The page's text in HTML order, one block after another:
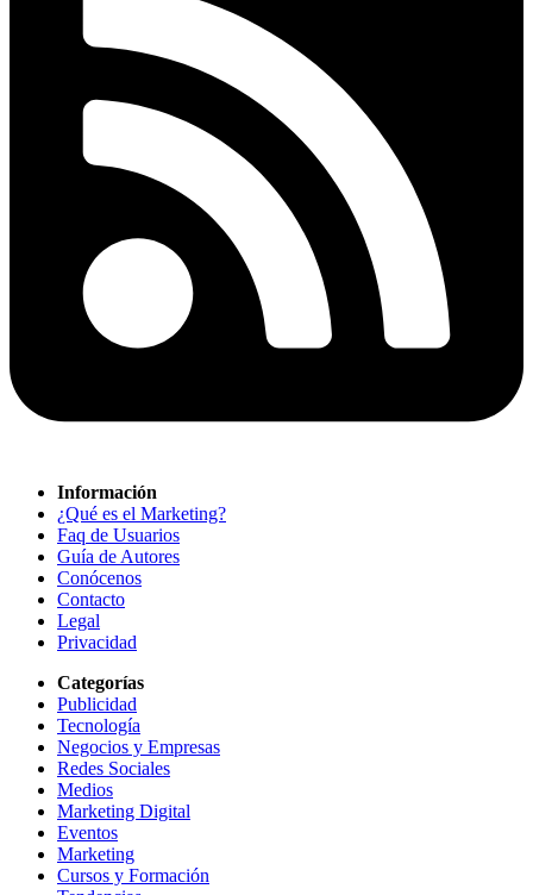
Información
¿Qué es el Marketing?
Faq de Usuarios
Guía de Autores
Conócenos
Contacto
Legal
Privacidad
Categorías
Publicidad
Tecnología
Negocios y Empresas
Redes Sociales
Medios
Marketing Digital
Eventos
Marketing
Cursos y Formación